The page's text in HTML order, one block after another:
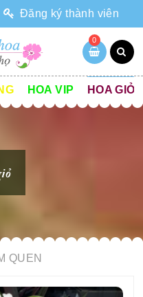
Đăng ký thành viên
0
HOA VIP HOA GIỎ
QUEN